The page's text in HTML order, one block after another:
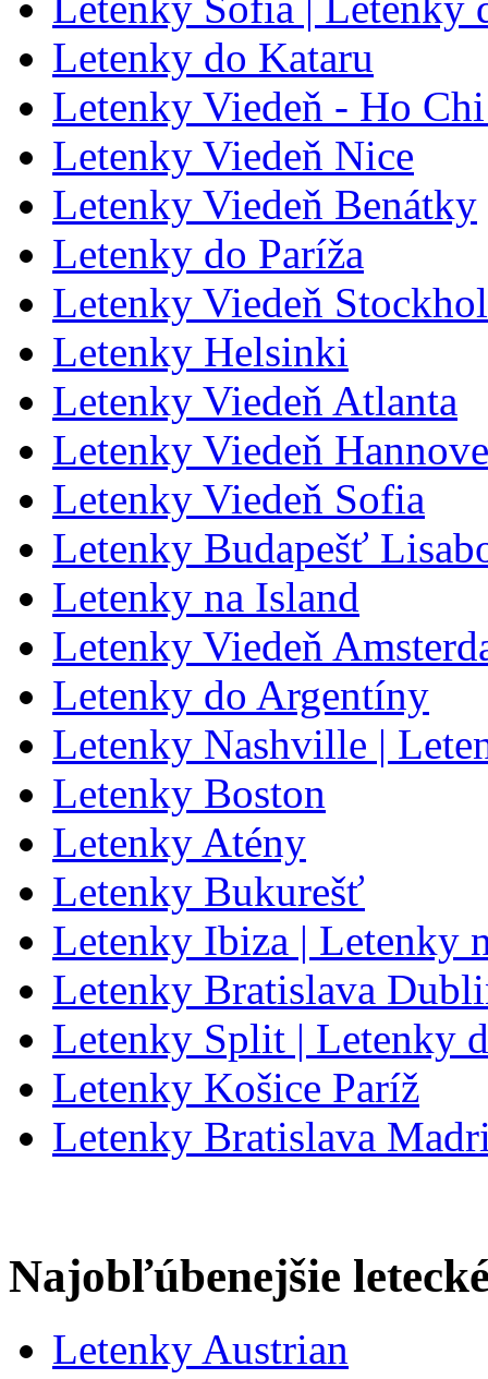
Letenky do Kataru
Letenky Viedeň - Ho
Letenky Viedeň Nice
Letenky Viedeň Benátky
Letenky do Paríža
Letenky Viedeň
Letenky Helsinki
Letenky Viedeň Atlanta
Letenky Viedeň
Letenky Viedeň Sofia
Letenky Budapešť
Letenky na Island
Letenky Viedeň
Letenky do Argentíny
Letenky Nashville |
Letenky Boston
Letenky Atény
Letenky Bukurešť
Letenky Ibiza | Letenky
Letenky Bratislava
Letenky Split | Letenky
Letenky Košice Paríž
Letenky Bratislava
Najobľúbenejšie
Letenky Austrian